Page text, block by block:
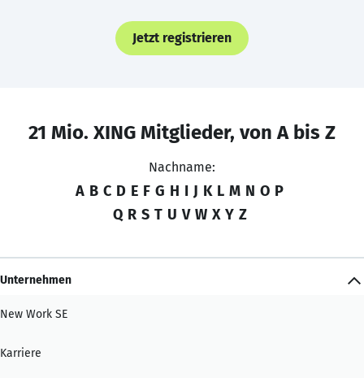
Jetzt registrieren
21 Mio. XING Mitglieder, von A bis Z
Nachname:
A B C D E F G H I J K L M N O P
Q R S T U V W X Y Z
Unternehmen
New Work SE
Karriere